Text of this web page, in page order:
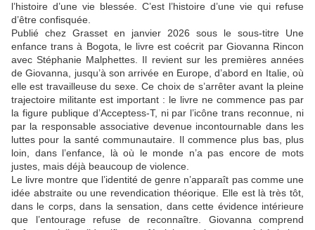
l’histoire d’une vie blessée. C’est l’histoire d’une vie qui refuse
d’être confisquée.
Publié chez Grasset en janvier 2026 sous le sous-titre Une
enfance trans à Bogota, le livre est coécrit par Giovanna Rincon
avec Stéphanie Malphettes. Il revient sur les premières années
de Giovanna, jusqu’à son arrivée en Europe, d’abord en Italie, où
elle est travailleuse du sexe. Ce choix de s’arrêter avant la pleine
trajectoire militante est important : le livre ne commence pas par
la figure publique d’Acceptess-T, ni par l’icône trans reconnue, ni
par la responsable associative devenue incontournable dans les
luttes pour la santé communautaire. Il commence plus bas, plus
loin, dans l’enfance, là où le monde n’a pas encore de mots
justes, mais déjà beaucoup de violence.
Le livre montre que l’identité de genre n’apparaît pas comme une
idée abstraite ou une revendication théorique. Elle est là très tôt,
dans le corps, dans la sensation, dans cette évidence intérieure
que l’entourage refuse de reconnaître. Giovanna comprend